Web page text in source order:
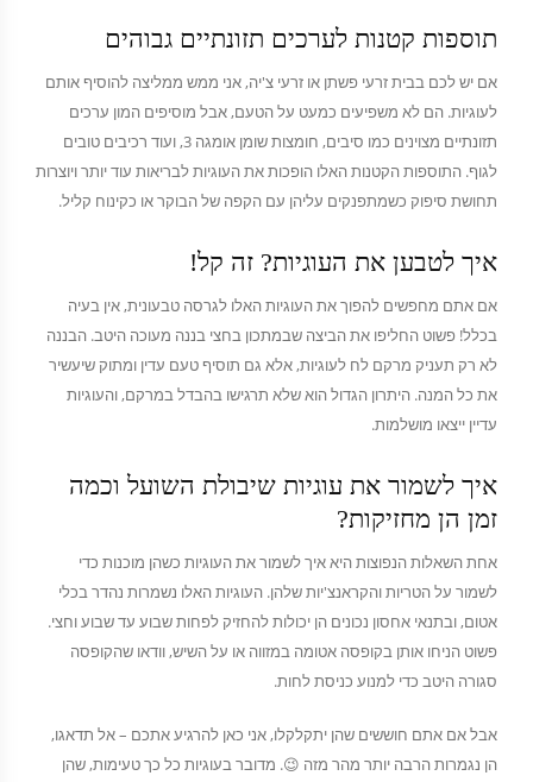
תוספות קטנות לערכים תזונתיים גבוהים
אם יש לכם בבית זרעי פשתן או זרעי צ'יה, אני ממש ממליצה להוסיף אותם
לעוגיות. הם לא משפיעים כמעט על הטעם, אבל מוסיפים המון ערכים
תזונתיים מצוינים כמו סיבים, חומצות שומן אומגה 3, ועוד רכיבים טובים
לגוף. התוספות הקטנות האלו הופכות את העוגיות לבריאות עוד יותר ויוצרות
תחושת סיפוק כשמתפנקים עליהן עם הקפה של הבוקר או כקינוח קליל.
איך לטבען את העוגיות? זה קל!
אם אתם מחפשים להפוך את העוגיות האלו לגרסה טבעונית, אין בעיה
בכלל! פשוט החליפו את הביצה שבמתכון בחצי בננה מעוכה היטב. הבננה
לא רק תעניק מרקם לח לעוגיות, אלא גם תוסיף טעם עדין ומתוק שיעשיר
את כל המנה. היתרון הגדול הוא שלא תרגישו בהבדל במרקם, והעוגיות
עדיין ייצאו מושלמות.
איך לשמור את עוגיות שיבולת השועל וכמה
זמן הן מחזיקות?
אחת השאלות הנפוצות היא איך לשמור את העוגיות כשהן מוכנות כדי
לשמור על הטריות והקראנצ'יות שלהן. העוגיות האלו נשמרות נהדר בכלי
אטום, ובתנאי אחסון נכונים הן יכולות להחזיק לפחות שבוע עד שבוע וחצי.
פשוט הניחו אותן בקופסה אטומה במזווה או על השיש, וודאו שהקופסה
סגורה היטב כדי למנוע כניסת לחות.
אבל אם אתם חוששים שהן יתקלקלו, אני כאן להרגיע אתכם – אל תדאגו,
הן נגמרות הרבה יותר מהר מזה 😉. מדובר בעוגיות כל כך טעימות, שהן